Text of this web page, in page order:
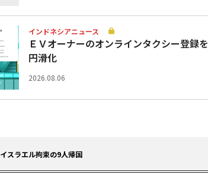
インドネシアニュース
ＥＶオーナーのオンラインタクシー登録を
円滑化
2026.08.06
イスラエル拘束の9人帰国